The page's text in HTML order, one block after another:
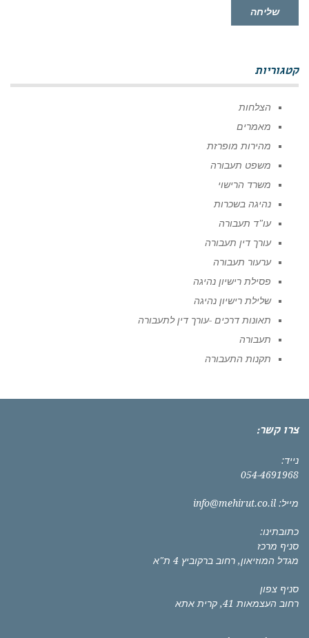
שליחה
קטגוריות
הצלחות
מאמרים
מהירות מופרזת
משפט תעבורה
משרד הרישוי
נהיגה בשכרות
עו"ד תעבורה
עורך דין תעבורה
ערעור תעבורה
פסילת רישיון נהיגה
שלילת רישיון נהיגה
תאונות דרכים -עורך דין לתעבורה
תעבורה
תקנות התעבורה
צרו קשר:
נייד:
054-4691968
מייל: info@mehirut.co.il
כתובתינו:
סניף מרכז
מגדל המוזיאון, רחוב ברקוביץ 4 ת"א
סניף צפון
רחוב העצמאות 41, קרית אתא